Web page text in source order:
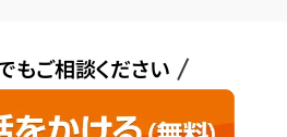
もご相談ください